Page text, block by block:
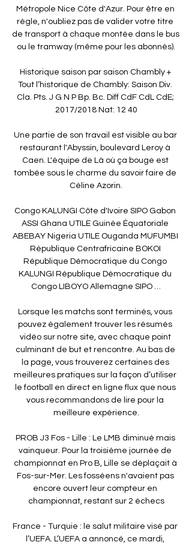
Métropole Nice Côte d'Azur. Pour être en
règle, n'oubliez pas de valider votre titre
de transport à chaque montée dans le bus
ou le tramway (même pour les abonnés).
Historique saison par saison Chambly +
Tout l’historique de Chambly: Saison Div.
Cla. Pts. J G N P Bp. Bc. Diff CdF CdL CdE;
2017/2018 Nat: 12 40
Une partie de son travail est visible au bar
restaurant l'Abyssin, boulevard Leroy à
Caen. L'équipe de Là où ça bouge est
tombée sous le charme du savoir faire de
Céline Azorin.
Congo KALUNGI Côte d'Ivoire SIPO Gabon
ASSI Ghana UTILE Guinée Équatoriale
ABEBAY Nigeria UTILE Ouganda MUFUMBI
République Centrafricaine BOKOI
République Démocratique du Congo
KALUNGI République Démocratique du
Congo LIBOYO Allemagne SIPO …
Lorsque les matchs sont terminés, vous
pouvez également trouver les résumés
vidéo sur notre site, avec chaque point
culminant de but et rencontre. Au bas de
la page, vous trouverez certaines des
meilleures pratiques sur la façon d’utiliser
le football en direct en ligne flux que nous
vous recommandons de lire pour la
meilleure expérience.
PROB J3 Fos - Lille : Le LMB diminué mais
vainqueur. Pour la troisième journée de
championnat en Pro B, Lille se déplaçait à
Fos-sur-Mer. Les fosséens n'avaient pas
encore ouvert leur compteur en
championnat, restant sur 2 échecs
France - Turquie : le salut militaire visé par
l’UEFA. L’UEFA a annoncé, ce mardi,